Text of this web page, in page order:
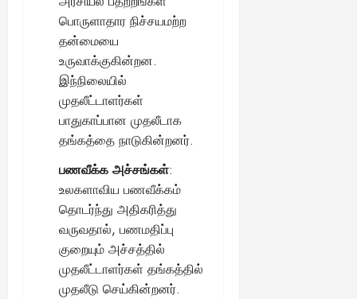
பொருளாதார நிச்சயமற்ற
தன்மையை
உருவாக்குகின்றன.
இந்நிலையில்
முதலீட்டாளர்கள்
பாதுகாப்பான முதலீடாக
தங்கத்தை நாடுகின்றனர்.
பணவீக்க அச்சங்கள்:
உலகளாவிய பணவீக்கம்
தொடர்ந்து அதிகரித்து
வருவதால், பணமதிப்பு
குறையும் அச்சத்தில்
முதலீட்டாளர்கள் தங்கத்தில்
முதலீடு செய்கின்றனர்.